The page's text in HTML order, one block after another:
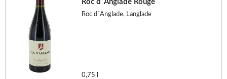
Roc d´Anglade Rouge
Roc d´Anglade, Langlade
0,75 l